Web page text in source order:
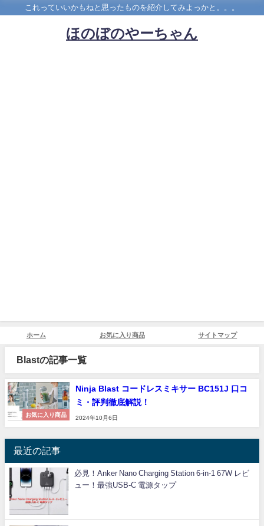
これっていいかもねと思ったものを紹介してみよっかと。。。
ほのぼのやーちゃん
ホーム お気に入り商品 サイトマップ
Blastの記事一覧
お気に入り商品
Ninja Blast コードレスミキサー BC151J 口コ
ミ・評判徹底解説！
2024年10月6日
最近の記事
必見！Anker Nano Charging Station 6-in-1 67W レビ
ュー！最強USB-C 電源タップ